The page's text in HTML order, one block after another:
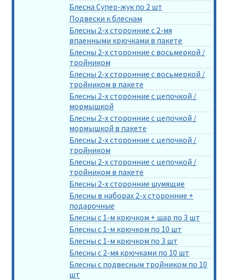
Блесна Супер-жук по 2 шт
Подвески к блеснам
Блесны 2-х сторонние с 2-мя
впаенными крючками в пакете
Блесны 2-х сторонние с восьмеркой /
тройником
Блесны 2-х сторонние с восьмеркой /
тройником в пакете
Блесны 2-х сторонние с цепочкой /
мормышкой
Блесны 2-х сторонние с цепочкой /
мормышкой в пакете
Блесны 2-х сторонние с цепочкой /
тройником
Блесны 2-х сторонние с цепочкой /
тройником в пакете
Блесны 2-х сторонние шумящие
Блесны в наборах 2-х сторонние +
подарочные
Блесны с 1-м крючком + шар по 3 шт
Блесны с 1-м крючком по 10 шт
Блесны с 1-м крючком по 3 шт
Блесны с 2-мя крючками по 10 шт
Блесны с подвесным тройником по 10
шт